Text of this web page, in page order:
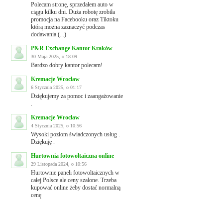
Polecam stronę, sprzedałem auto w
ciągu kilku dni. Duża robotę zrobiła
promocja na Facebooku oraz Tiktoku
którą można zaznaczyć podczas
dodawania (...)
P&R Exchange Kantor Kraków
30 Maja 2025, o 18:09
Bardzo dobry kantor polecam!
Kremacje Wrocław
6 Stycznia 2025, o 01:17
Dziękujemy za pomoc i zaangażowanie
Kremacje Wrocław
4 Stycznia 2025, o 10:56
Wysoki poziom świadczonych usług .
Dziękuję .
Hurtownia fotowoltaiczna online
29 Listopada 2024, o 10:56
Hurtownie paneli fotowoltaicznych w
całej Polsce ale ceny szalone. Trzeba
kupować online żeby dostać normalną
cenę